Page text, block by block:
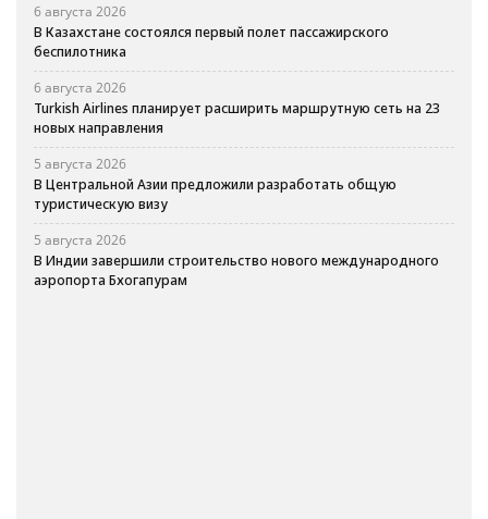
6 августа 2026
В Казахстане состоялся первый полет пассажирского
беспилотника
6 августа 2026
Turkish Airlines планирует расширить маршрутную сеть на 23
новых направления
5 августа 2026
В Центральной Азии предложили разработать общую
туристическую визу
5 августа 2026
В Индии завершили строительство нового международного
аэропорта Бхогапурам